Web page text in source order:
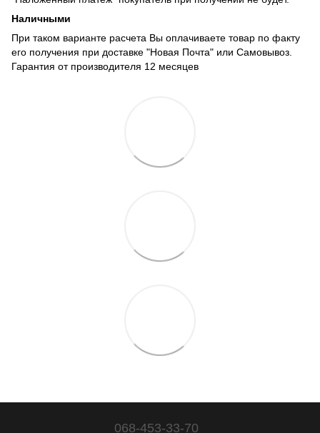
Наличными
При таком варианте расчета Вы оплачиваете товар по факту
его получения при доставке "Новая Почта" или Самовывоз.
Гарантия от производителя 12 месяцев
068-453-33-70